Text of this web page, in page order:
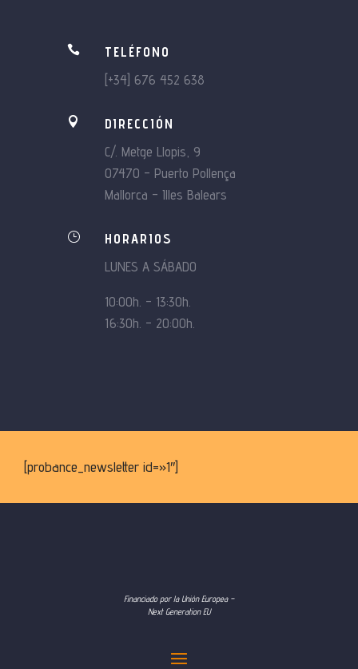

TELÉFONO
[+34] 676 452 638

DIRECCIÓN
C/. Metge Llopis, 9
07470 – Puerto Pollença
Mallorca – Illes Balears
}
HORARIOS
LUNES A SÁBADO
10:00h. – 13:30h.
16:30h. – 20:00h.
[probance_newsletter id=»1″]
Financiado por la Unión Europea –
Next Generation EU